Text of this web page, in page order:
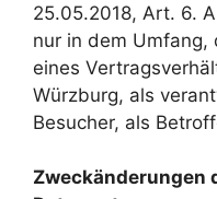
25.05.2018, Art. 6.
nur in dem Umfang,
eines
Würzburg, als
Besucher, als
Zweckänderungen